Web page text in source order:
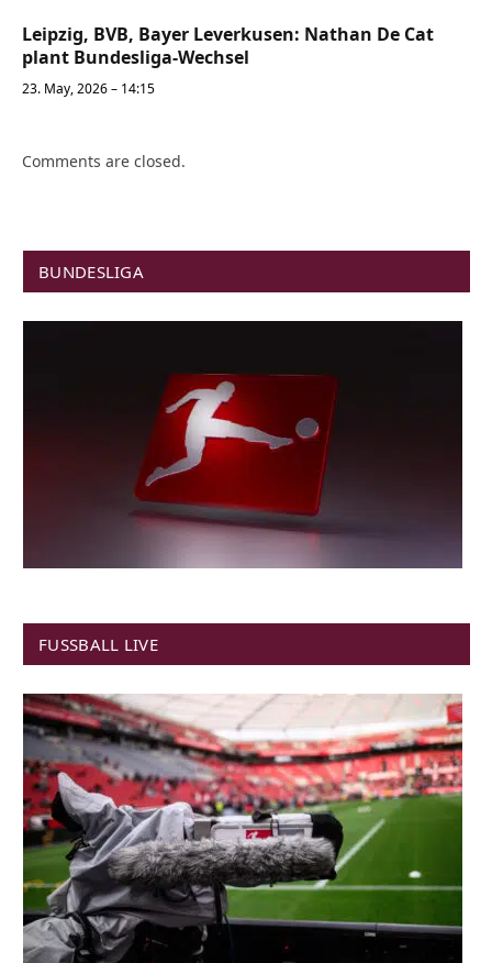
Leipzig, BVB, Bayer Leverkusen: Nathan De Cat
plant Bundesliga-Wechsel
23. May, 2026 – 14:15
Comments are closed.
BUNDESLIGA
FUSSBALL LIVE